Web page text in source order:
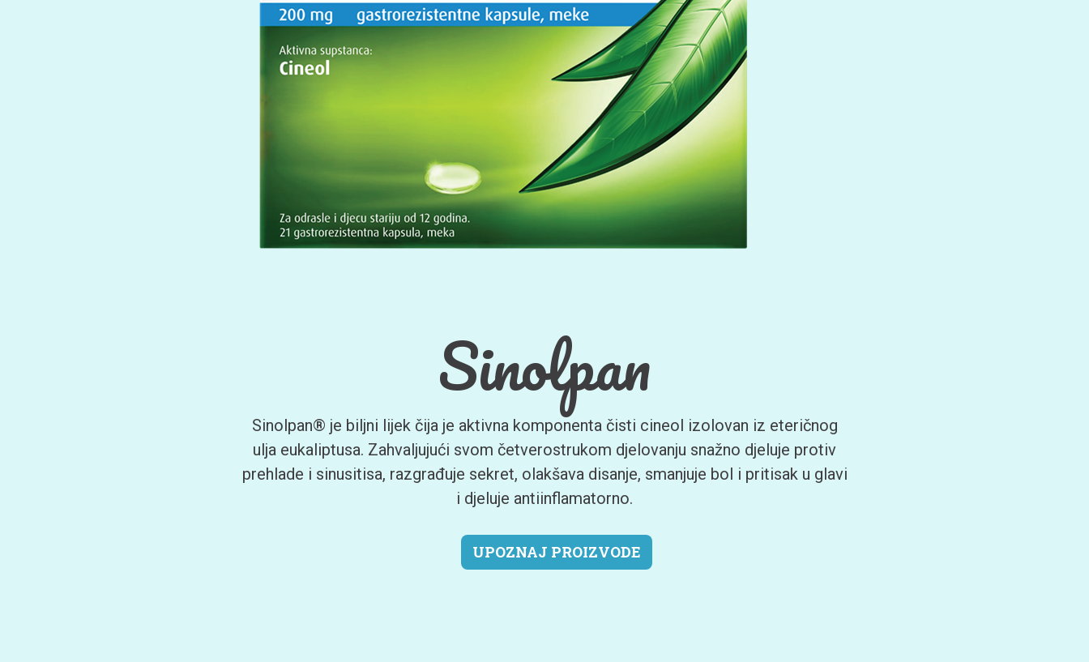
Sinolpan
Sinolpan® je biljni lijek čija je aktivna komponenta čisti cineol izolovan iz eteričnog
ulja eukaliptusa. Zahvaljujući svom četverostrukom djelovanju snažno djeluje protiv
prehlade i sinusitisa, razgrađuje sekret, olakšava disanje, smanjuje bol i pritisak u glavi
i djeluje antiinflamatorno.
UPOZNAJ PROIZVODE